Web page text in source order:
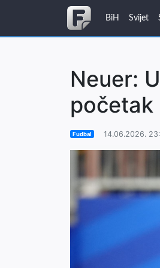
BiH Svijet
Neuer:
početak
Fudbal 14.06.2026.